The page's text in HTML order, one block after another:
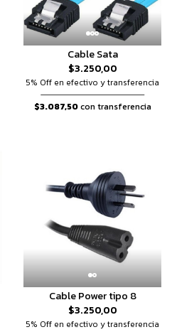
Cable Sata
$3.250,00
5% Off en efectivo y transferencia
$3.087,50con transferencia
Cable Power tipo 8
$3.250,00
5% Off en efectivo y transferencia